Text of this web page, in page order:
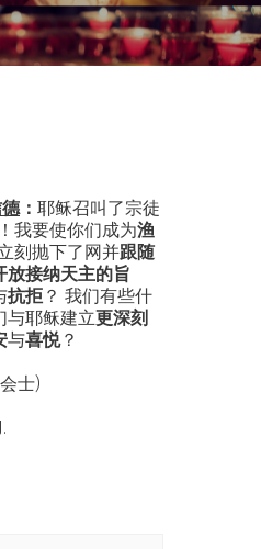
： 耶稣召叫了宗徒
我要使你们成为渔
刻抛下了网并跟随
放接纳天主的旨
抗拒 ？ 我们有些什
与耶稣建立更深刻
与喜悦？
士)